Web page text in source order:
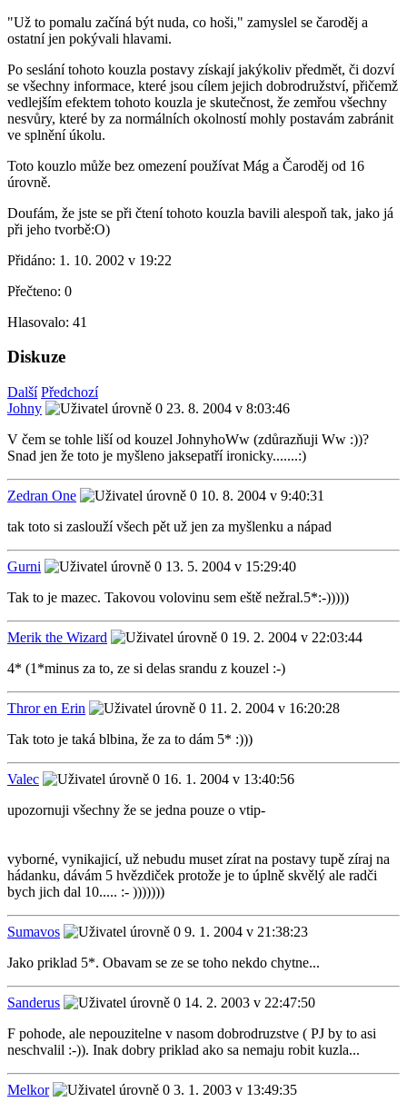
"Už to pomalu začíná být nuda, co hoši," zamyslel se čaroděj a
ostatní jen pokývali hlavami.
Po seslání tohoto kouzla postavy získají jakýkoliv předmět, či dozví
se všechny informace, které jsou cílem jejich dobrodružství, přičemž
vedlejším efektem tohoto kouzla je skutečnost, že zemřou všechny
nesvůry, které by za normálních okolností mohly postavám zabránit
ve splnění úkolu.
Toto kouzlo může bez omezení používat Mág a Čaroděj od 16
úrovně.
Doufám, že jste se při čtení tohoto kouzla bavili alespoň tak, jako já
při jeho tvorbě:O)
Přidáno: 1. 10. 2002 v 19:22
Přečteno: 0
Hlasovalo: 41
Diskuze
Další Předchozí
Johny
23. 8. 2004 v 8:03:46
V čem se tohle liší od kouzel JohnyhoWw (zdůrazňuji Ww :))?
Snad jen že toto je myšleno jaksepatří ironicky.......:)
Zedran One
10. 8. 2004 v 9:40:31
tak toto si zaslouží všech pět už jen za myšlenku a nápad
Gurni
13. 5. 2004 v 15:29:40
Tak to je mazec. Takovou volovinu sem eště nežral.5*:-)))))
Merik the Wizard
19. 2. 2004 v 22:03:44
4* (1*minus za to, ze si delas srandu z kouzel :-)
Thror en Erin
11. 2. 2004 v 16:20:28
Tak toto je taká blbina, že za to dám 5* :)))
Valec
16. 1. 2004 v 13:40:56
upozornuji všechny že se jedna pouze o vtip-
vyborné, vynikajicí, už nebudu muset zírat na postavy tupě zíraj na
hádanku, dávám 5 hvězdiček protože je to úplně skvělý ale radči
bych jich dal 10..... :- )))))))
Sumavos
9. 1. 2004 v 21:38:23
Jako priklad 5*. Obavam se ze se toho nekdo chytne...
Sanderus
14. 2. 2003 v 22:47:50
F pohode, ale nepouzitelne v nasom dobrodruzstve ( PJ by to asi
neschvalil :-)). Inak dobry priklad ako sa nemaju robit kuzla...
Melkor 3. 1. 2003 v 13:49:35